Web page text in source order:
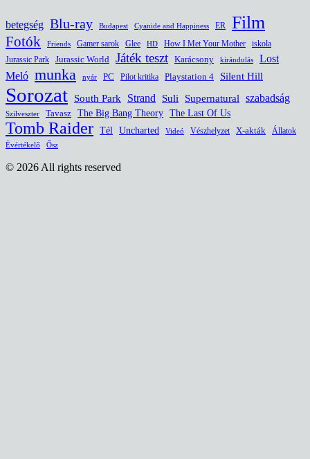
betegség Blu-ray Budapest Cyanide and Happiness ER Film
Fotók Friends Gamer sarok Glee HD How I Met Your Mother
iskola
Jurassic Park
Jurassic World Játék teszt Karácsony kirándulás Lost
Meló munka nyár PC Pilot kritika Playstation 4 Silent Hill
Sorozat South Park Strand Suli Supernatural szabadság
Szilveszter Tavasz The Big Bang Theory The Last Of Us
Tomb Raider Tél Uncharted Videó Vészhelyzet X-akták Állatok
Évértékelő Ősz
© 2026 All rights reserved